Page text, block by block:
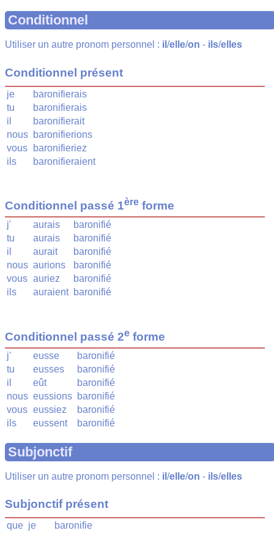
Conditionnel
Utiliser un autre pronom personnel : il /elle/on - ils/elles
Conditionnel présent
je
baronifierais
tu
baronifierais
il
baronifierait
nous baronifierions
vous
baronifieriez
ils
baronifieraient
Conditionnel passé 1ère forme
j' aurais
baronifié
tu
aurais
baronifié
il
aurait
baronifié
nous aurions
baronifié
vous auriez
baronifié
ils
auraient baronifié
Conditionnel passé 2e forme
j' eusse
baronifié
tu
eusses
baronifié
il
eût
baronifié
nous eussions baronifié
vous eussiez
baronifié
ils
eussent baronifié
Subjonctif
Utiliser un autre pronom personnel : il /elle/on - ils/elles
Subjonctif présent
que je
baronifie